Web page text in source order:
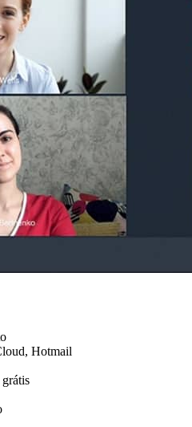
Hotmail